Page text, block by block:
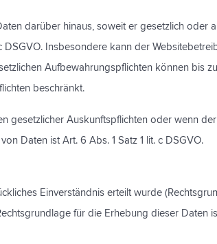
darüber hinaus, soweit er gesetzlich oder
Insbesondere kann der
Aufbewahrungspflichten können bis
beschränkt.
gesetzlicher Auskunftspflichten oder wenn
Daten ist Art. 6 Abs. 1 Satz 1 lit. c DSGVO.
Einverständnis erteilt wurde
für die Erhebung dieser Daten